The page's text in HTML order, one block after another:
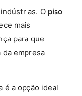
O piso
mais
para que
da empresa
é a opção ideal